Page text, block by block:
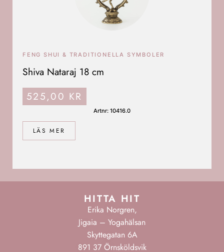
LÄS MER
FENG SHUI & TRADITIONELLA SYMBOLER
Shiva Nataraj 18 cm
525,00 KR
Artnr: 10416.0
HITTA HIT
Erika Norgren,
Jigaia – Yogahälsan
Skyttegatan 6A
891 37 Örnsköldsvik